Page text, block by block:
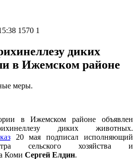
1570 1
диких
в Ижемском районе
меры.
в Ижемском районе объявлен
диких животных.
20 мая подписал исполняющий
сельского хозяйства и
Коми Сергей Елдин.